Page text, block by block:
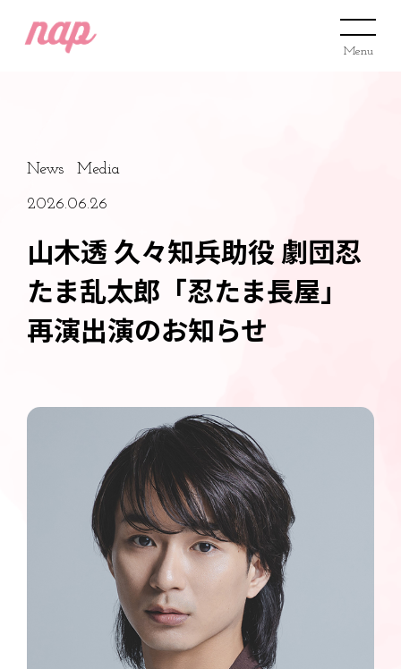
Menu
News Media
2026.06.26
山木透 久々知兵助役 劇団忍
たま乱太郎「忍たま長屋」
再演出演のお知らせ